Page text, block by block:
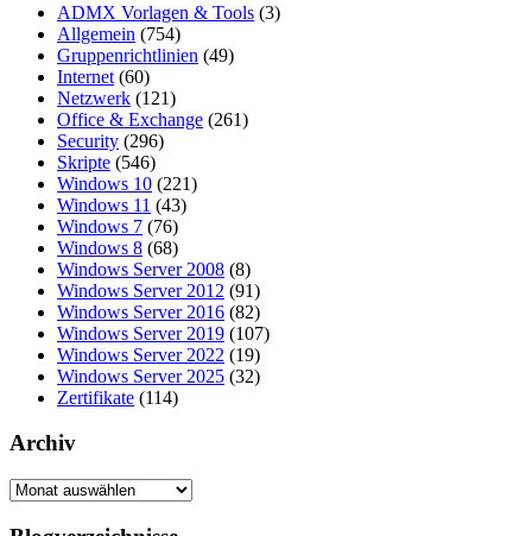
ADMX Vorlagen & Tools (3)
Allgemein (754)
Gruppenrichtlinien (49)
Internet (60)
Netzwerk (121)
Office & Exchange (261)
Security (296)
Skripte (546)
Windows 10 (221)
Windows 11 (43)
Windows 7 (76)
Windows 8 (68)
Windows Server 2008 (8)
Windows Server 2012 (91)
Windows Server 2016 (82)
Windows Server 2019 (107)
Windows Server 2022 (19)
Windows Server 2025 (32)
Zertifikate (114)
Archiv
Archiv